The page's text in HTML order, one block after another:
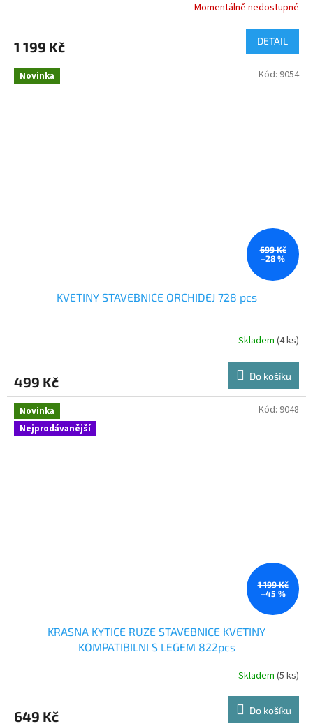
Momentálně nedostupné
1 199 Kč DETAIL
Novinka
699 Kč
–28 %
KVETINY STAVEBNICE ORCHIDEJ 728 pcs
Skladem (4 ks)
499 Kč Do košíku
Kód: 9054
Novinka
Nejprodávanější
1 199 Kč
–45 %
KRASNA KYTICE RUZE STAVEBNICE KVETINY
KOMPATIBILNI S LEGEM 822pcs
Skladem (5 ks)
649 Kč Do košíku
Kód: 9048